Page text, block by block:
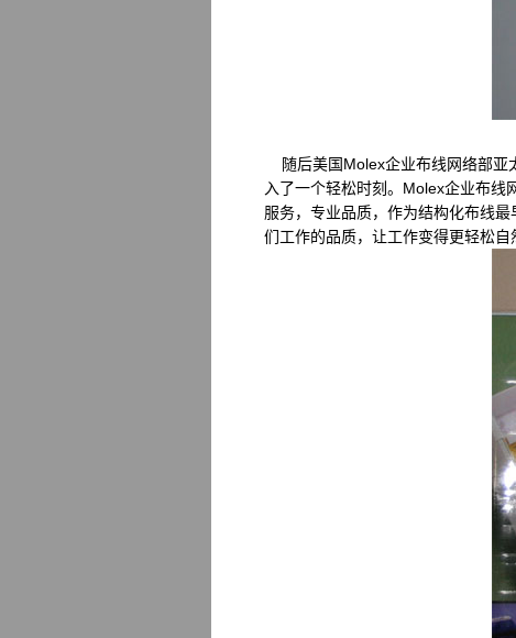
随后美国Molex企业布线网络部亚
入了一个轻松时刻。Molex企业布
服务，专业品质，作为结构化布线
们工作的品质，让工作变得更轻松自